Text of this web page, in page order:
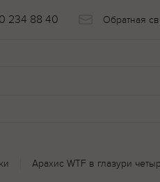
234 88 40 Обратная
Арахис WTF в глазури